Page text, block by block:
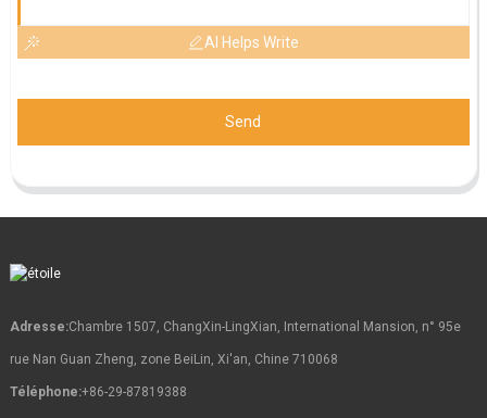
AI Helps Write
Send
Adresse:Chambre 1507, ChangXin-LingXian, International Mansion, n° 95e
rue Nan Guan Zheng, zone BeiLin, Xi'an, Chine 710068
Téléphone:+86-29-87819388